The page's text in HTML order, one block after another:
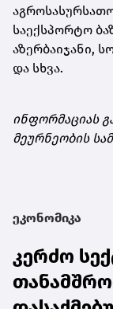
საექსპორტო
აზერბაიჯანი,
და სხვა.
ინფორმაციას
მეურნეობის
ეკონომიკა
კერძო